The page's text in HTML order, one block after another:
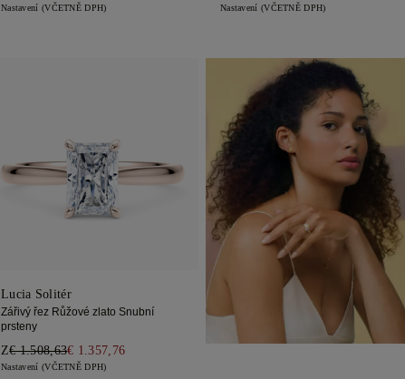
Nastavení (VČETNĚ DPH) Nastavení (VČETNĚ DPH)
Lucia Solitér
Zářivý řez Růžové zlato Snubní
prsteny
Z€ 1.508,63€ 1.357,76
Nastavení (VČETNĚ DPH)